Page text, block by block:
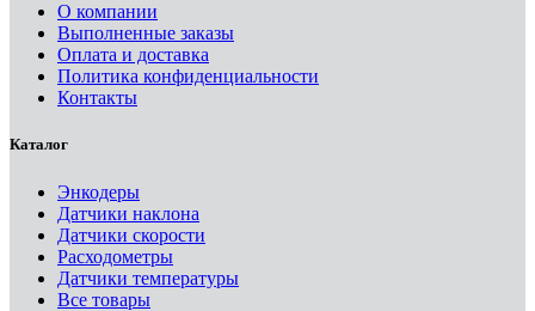
О компании
Выполненные заказы
Оплата и доставка
Политика конфиденциальности
Контакты
Каталог
Энкодеры
Датчики наклона
Датчики скорости
Расходометры
Датчики температуры
Все товары